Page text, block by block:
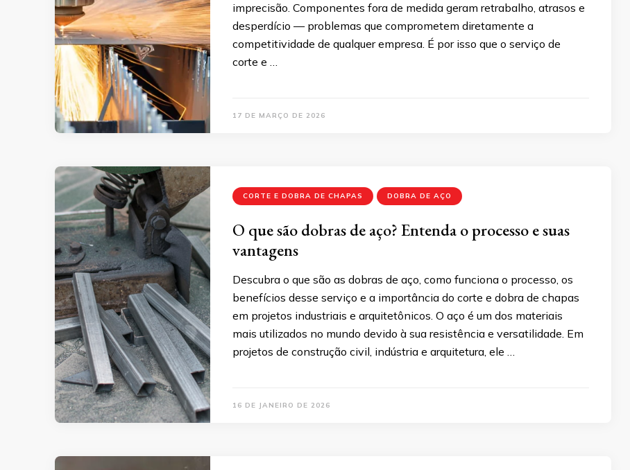
imprecisão. Componentes fora de medida geram retrabalho, atrasos e
desperdício — problemas que comprometem diretamente a
competitividade de qualquer empresa. É por isso que o serviço de
corte e …
17 DE MARÇO DE 2026
CORTE E DOBRA DE CHAPAS DOBRA DE AÇO
O que são dobras de aço? Entenda o processo e suas
vantagens
Descubra o que são as dobras de aço, como funciona o processo, os
benefícios desse serviço e a importância do corte e dobra de chapas
em projetos industriais e arquitetônicos. O aço é um dos materiais
mais utilizados no mundo devido à sua resistência e versatilidade. Em
projetos de construção civil, indústria e arquitetura, ele …
16 DE JANEIRO DE 2026